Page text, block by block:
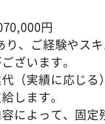
円
り、ご経験やス
ざいます。
（実績に応じ
します。
によって、固